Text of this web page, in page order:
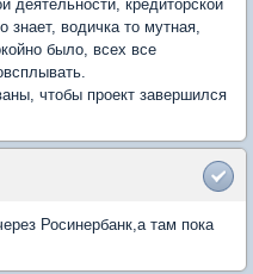
деятельности, кредиторской
знает, водичка то мутная,
было, всех все
чтобы проект завершился
Росинербанк,а там пока